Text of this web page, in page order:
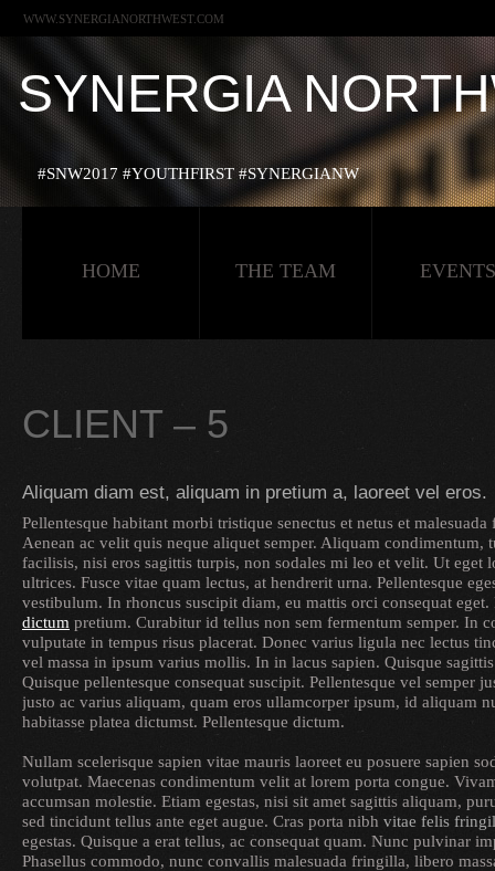
WWW.SYNERGIANORTHWEST.COM
SYNERGIA
#‎SNW2017‬ ‪#‎YOUTHFIRST‬ ‪#‎SYNERGIANW‬
HOME THE TEAM EVENTS
CLIENT – 5
Aliquam diam est, aliquam in pretium a, laoreet vel eros.
Pellentesque habitant morbi tristique senectus et netus et malesuada
Aenean ac velit quis neque aliquet semper. Aliquam condimentum,
facilisis, nisi eros sagittis turpis, non sodales mi leo et velit. Ut eget
ultrices. Fusce vitae quam lectus, at hendrerit urna. Pellentesque
vestibulum. In rhoncus suscipit diam, eu mattis orci consequat
dictum pretium. Curabitur id tellus non sem fermentum semper. In
vulputate in tempus risus placerat. Donec varius ligula nec lectus
vel massa in ipsum varius mollis. In in lacus sapien. Quisque
Quisque pellentesque consequat suscipit. Pellentesque vel semper
justo ac varius aliquam, quam eros ullamcorper ipsum, id aliquam
habitasse platea dictumst. Pellentesque dictum.
Nullam scelerisque sapien vitae mauris laoreet eu posuere sapien
volutpat. Maecenas condimentum velit at lorem porta congue.
accumsan molestie. Etiam egestas, nisi sit amet sagittis aliquam,
sed tincidunt tellus ante eget augue. Cras porta nibh vitae felis
egestas. Quisque a erat tellus, ac consequat quam. Nunc pulvinar
Phasellus commodo, nunc convallis malesuada fringilla, libero